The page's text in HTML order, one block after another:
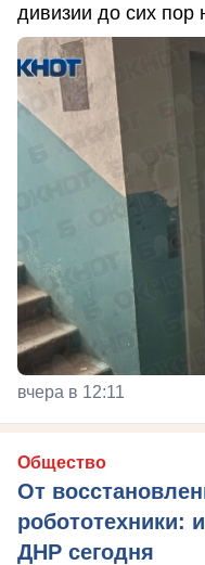
дивизии до сих пор
вчера в 12:11
Общество
От
робототехники:
ДНР сегодня